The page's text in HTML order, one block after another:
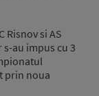
Risnov si AS
au impus cu 3
prin noua